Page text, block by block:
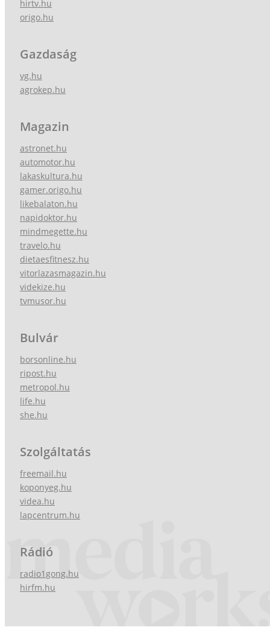
hirtv.hu
origo.hu
Gazdaság
vg.hu
agrokep.hu
Magazin
astronet.hu
automotor.hu
lakaskultura.hu
gamer.origo.hu
likebalaton.hu
napidoktor.hu
mindmegette.hu
travelo.hu
dietaesfitnesz.hu
vitorlazasmagazin.hu
videkize.hu
tvmusor.hu
Bulvár
borsonline.hu
ripost.hu
metropol.hu
life.hu
she.hu
Szolgáltatás
freemail.hu
koponyeg.hu
videa.hu
lapcentrum.hu
Rádió
radio1gong.hu
hirfm.hu